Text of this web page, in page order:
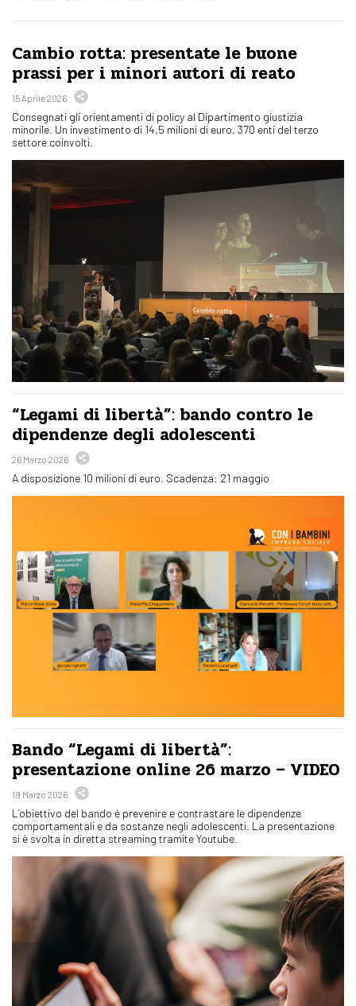
Cambio rotta: presentate le buone
prassi per i minori autori di reato
15 Aprile 2026
Consegnati gli orientamenti di policy al Dipartimento giustizia
minorile. Un investimento di 14,5 milioni di euro, 370 enti del terzo
settore coinvolti.
“Legami di libertà”: bando contro le
dipendenze degli adolescenti
26 Marzo 2026
A disposizione 10 milioni di euro. Scadenza: 21 maggio
Bando “Legami di libertà”:
presentazione online 26 marzo – VIDEO
19 Marzo 2026
L’obiettivo del bando è prevenire e contrastare le dipendenze
comportamentali e da sostanze negli adolescenti. La presentazione
si è svolta in diretta streaming tramite Youtube.